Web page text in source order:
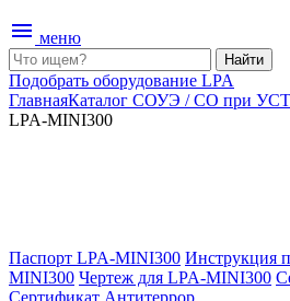
menu меню
Найти
Подобрать оборудование LPA
ГлавнаяКаталог СОУЭ / СО при
LPA-MINI300
Паспорт LPA-MINI300 Инструкция
MINI300 Чертеж для LPA-MINI300
Сертификат Антитеррор